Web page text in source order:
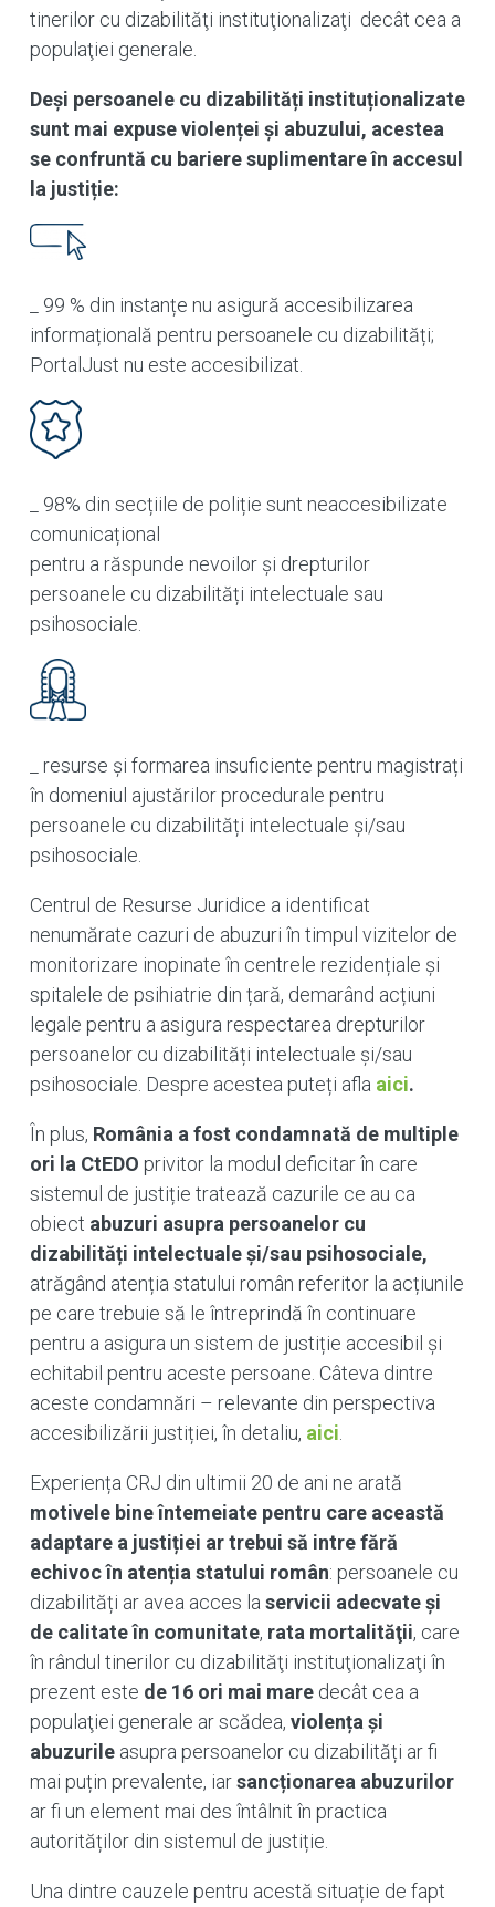
tinerilor cu dizabilităţi instituţionalizaţi decât cea a
populaţiei generale.
Deși persoanele cu dizabilități instituționalizate
sunt mai expuse violenței și abuzului, acestea
se confruntă cu bariere suplimentare în accesul
la justiție:
_ 99 % din instanțe nu asigură accesibilizarea
informațională pentru persoanele cu dizabilități;
PortalJust nu este accesibilizat.
_ 98% din secțiile de poliție sunt neaccesibilizate
comunicațional
pentru a răspunde nevoilor și drepturilor
persoanele cu dizabilități intelectuale sau
psihosociale.
_ resurse și formarea insuficiente pentru magistrați
în domeniul ajustărilor procedurale pentru
persoanele cu dizabilități intelectuale și/sau
psihosociale.
Centrul de Resurse Juridice a identificat
nenumărate cazuri de abuzuri în timpul vizitelor de
monitorizare inopinate în centrele rezidențiale și
spitalele de psihiatrie din țară, demarând acțiuni
legale pentru a asigura respectarea drepturilor
persoanelor cu dizabilități intelectuale și/sau
psihosociale. Despre acestea puteți afla aici.
În plus, România a fost condamnată de multiple
ori la CtEDO privitor la modul deficitar în care
sistemul de justiție tratează cazurile ce au ca
obiect abuzuri asupra persoanelor cu
dizabilități intelectuale și/sau psihosociale,
atrăgând atenția statului român referitor la acțiunile
pe care trebuie să le întreprindă în continuare
pentru a asigura un sistem de justiție accesibil și
echitabil pentru aceste persoane. Câteva dintre
aceste condamnări – relevante din perspectiva
accesibilizării justiției, în detaliu, aici
Experiența CRJ din ultimii 20 de ani ne arată
motivele bine întemeiate pentru care această
adaptare a justiției ar trebui să intre fără
echivoc în atenția statului român: persoanele cu
dizabilități ar avea acces la servicii adecvate și
de calitate în comunitate, rata mortalităţii, care
în rândul tinerilor cu dizabilităţi instituţionalizaţi în
prezent este de 16 ori mai mare decât cea a
populaţiei generale ar scădea, violența și
abuzurile asupra persoanelor cu dizabilități ar fi
mai puțin prevalente, iarsancționarea abuzurilor
ar fi un element mai des întâlnit în practica
autorităților din sistemul de justiție.
Una dintre cauzele pentru acestă situație de fapt